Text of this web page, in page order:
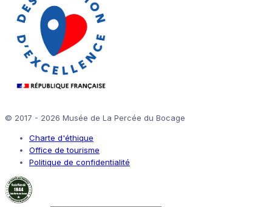
© 2017 - 2026 Musée de La Percée du Bocage
Charte d'éthique
Office de tourisme
Politique de confidentialité